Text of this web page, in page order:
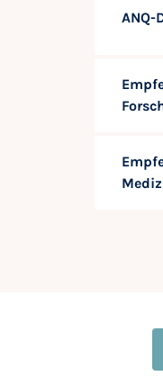
ANQ-